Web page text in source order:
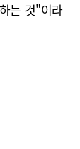
는 것"이라